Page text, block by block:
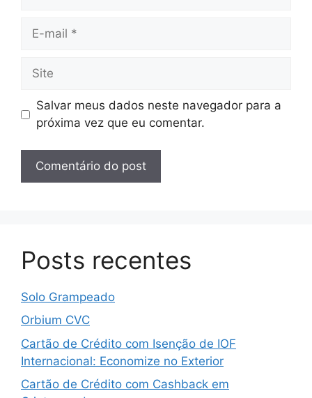
Site
Salvar meus dados neste navegador para a
próxima vez que eu comentar.
Posts recentes
Solo Grampeado
Orbium CVC
Cartão de Crédito com Isenção de IOF
Internacional: Economize no Exterior
Cartão de Crédito com Cashback em